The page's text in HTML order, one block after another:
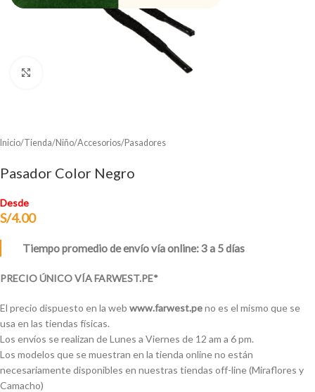
Inicio/Tienda/Niño/Accesorios/Pasadores
Pasador Color Negro
Desde
S/4.00
Tiempo promedio de envío vía online: 3 a 5 días
PRECIO ÚNICO VÍA FARWEST.PE*
El precio dispuesto en la web www.farwest.peno es el mismo que se
usa en las tiendas físicas.
Los envíos se realizan de Lunes a Viernes de 12 am a 6 pm.
Los modelos que se muestran en la tienda online no están
necesariamente disponibles en nuestras tiendas off-line (Miraflores y
Camacho)